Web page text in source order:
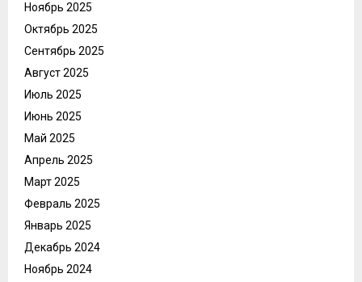
Ноябрь 2025
Октябрь 2025
Сентябрь 2025
Август 2025
Июль 2025
Июнь 2025
Май 2025
Апрель 2025
Март 2025
Февраль 2025
Январь 2025
Декабрь 2024
Ноябрь 2024